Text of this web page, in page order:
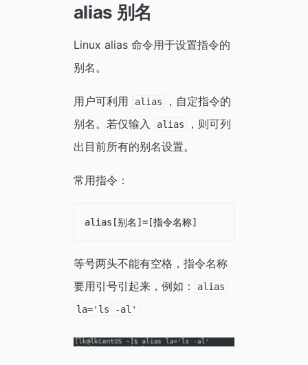
alias 别名
Linux alias 命令用于设置指令的
别名。
用户可利用 alias
，自定指令的
别名。若仅输入
alias
，则可列
出目前所有的别名设置。
常用指令：
等号两头不能有空格，指令名称
要用引号引起来，例如：
alias
la='ls -al'